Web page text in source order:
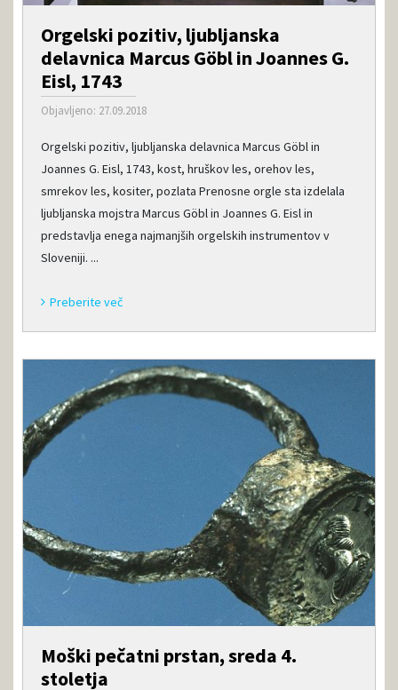
Orgelski pozitiv, ljubljanska
delavnica Marcus Göbl in Joannes G.
Eisl, 1743
Objavljeno: 27.09.2018
Orgelski pozitiv, ljubljanska delavnica Marcus Göbl in
Joannes G. Eisl, 1743, kost, hruškov les, orehov les,
smrekov les, kositer, pozlata Prenosne orgle sta izdelala
ljubljanska mojstra Marcus Göbl in Joannes G. Eisl in
predstavlja enega najmanjših orgelskih instrumentov v
Sloveniji. ...
Preberite več
Moški pečatni prstan, sreda 4.
stoletja